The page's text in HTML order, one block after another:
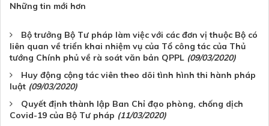
Những tin mới hơn
Bộ trưởng Bộ Tư pháp làm việc với các đơn vị thuộc Bộ có
liên quan về triển khai nhiệm vụ của Tổ công tác của Thủ
tướng Chính phủ về rà soát văn bản QPPL (09/03/2020)
Huy động cộng tác viên theo dõi tình hình thi hành pháp
luật (09/03/2020)
Quyết định thành lập Ban Chỉ đạo phòng, chống dịch
Covid-19 của Bộ Tư pháp (11/03/2020)